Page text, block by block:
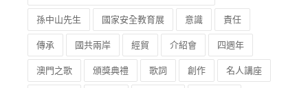
孫中山先生 國家安全教育展 意識 責任
傳承 國共兩岸 經貿 介紹會 四週年
澳門之歌 頒獎典禮 歌詞 創作 名人講座